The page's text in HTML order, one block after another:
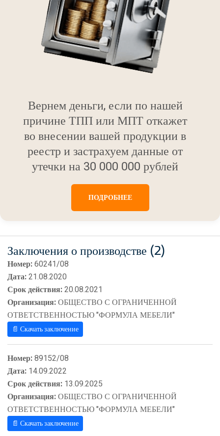
Вернем деньги, если по нашей
причине ТПП или МПТ откажет
во внесении вашей продукции в
реестр и застрахуем данные от
утечки на 30 000 000 рублей
ПОДРОБНЕЕ
Заключения о производстве (2)
Номер:60241/08
Дата:21.08.2020
Срок действия:20.08.2021
Организация:ОБЩЕСТВО С ОГРАНИЧЕННОЙ
ОТВЕТСТВЕННОСТЬЮ "ФОРМУЛА МЕБЕЛИ"
📄 Скачать заключение
Номер:89152/08
Дата: 14.09.2022
Срок действия: 13.09.2025
Организация:ОБЩЕСТВО С ОГРАНИЧЕННОЙ
ОТВЕТСТВЕННОСТЬЮ "ФОРМУЛА МЕБЕЛИ"
📄 Скачать заключение